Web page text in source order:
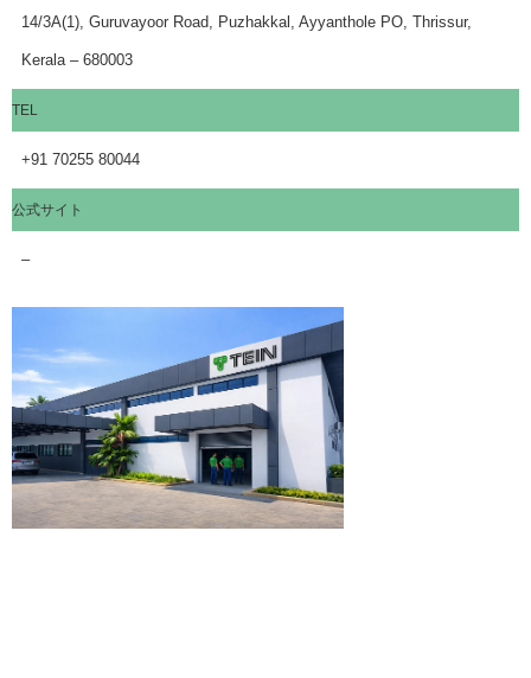
14/3A(1), Guruvayoor Road, Puzhakkal, Ayyanthole PO, Thrissur,
Kerala – 680003
TEL
+91 70255 80044
公式サイト
–